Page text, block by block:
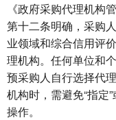
《政府采购代理机构
第十二条明确，采购
业领域和综合信用评
理机构。任何单位和
预采购人自行选择代
机构时，需避免“指定
操作。